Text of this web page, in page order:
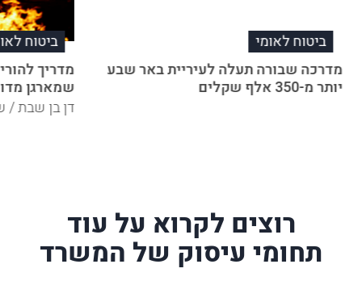
ביטוח לאומי
מדרכה שבורה תעלה לעיריית באר שבע
יותר מ-350 אלף שקלים
ביטוח
מדריך
שמארגן
דן בן שבת /
רוצים לקרוא על עוד
תחומי עיסוק של המשרד